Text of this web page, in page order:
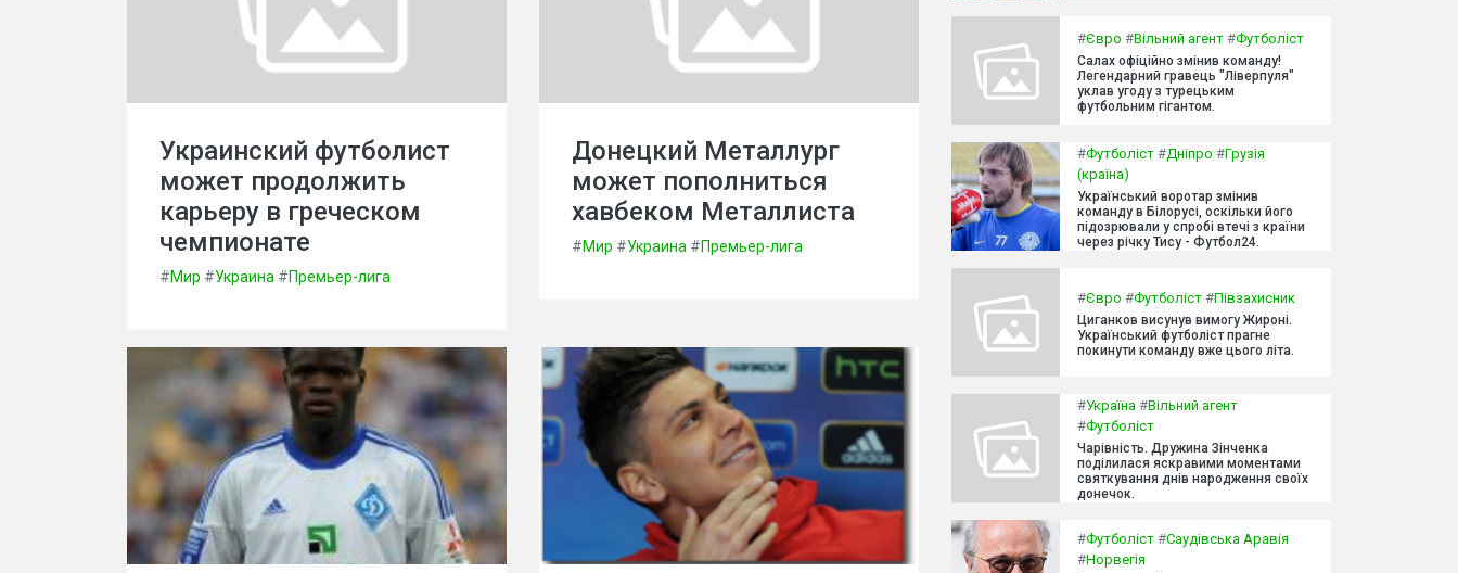
Украинский футболист
может продолжить
карьеру в греческом
чемпионате
#Мир #Украина #Премьер-лига
Донецкий Металлург
может пополниться
хавбеком Металлиста
#Мир #Украина #Премьер-лига
#Євро #Вільний агент #Футболіст
Салах офіційно змінив команду!
Легендарний гравець "Ліверпуля"
уклав угоду з турецьким
футбольним гігантом.
#Футболіст #Дніпро #Грузія
(країна)
Український воротар змінив
команду в Білорусі, оскільки його
підозрювали у спробі втечі з країни
через річку Тису - Футбол24.
#Євро #Футболіст #Півзахисник
Циганков висунув вимогу Жироні.
Український футболіст прагне
покинути команду вже цього літа.
#Україна #Вільний агент
#Футболіст
Чарівність. Дружина Зінченка
поділилася яскравими моментами
святкування днів народження своїх
донечок.
#Футболіст #Саудівська Аравія
#Норвегія